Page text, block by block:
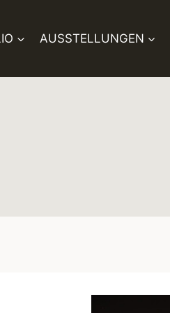
AUSSTELLUNGEN